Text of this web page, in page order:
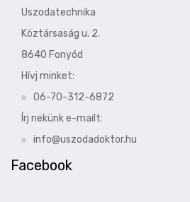
Uszodatechnika
Köztársaság u. 2.
8640 Fonyód
Hívj minket:
06-70-312-6872
Írj nekünk e-mailt:
info@uszodadoktor.hu
Facebook